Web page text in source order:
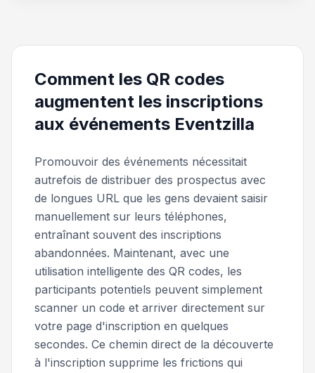
Comment les QR codes
augmentent les inscriptions
aux événements Eventzilla
Promouvoir des événements nécessitait
autrefois de distribuer des prospectus avec
de longues URL que les gens devaient saisir
manuellement sur leurs téléphones,
entraînant souvent des inscriptions
abandonnées. Maintenant, avec une
utilisation intelligente des QR codes, les
participants potentiels peuvent simplement
scanner un code et arriver directement sur
votre page d'inscription en quelques
secondes. Ce chemin direct de la découverte
à l'inscription supprime les frictions qui